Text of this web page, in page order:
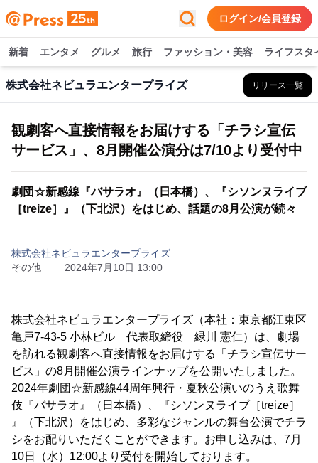
ログイン/会員登録
新着 エンタメ グルメ 旅行 ファッション・美容 ライフスタ
株式会社ネビュラエンタープライズ リリース一覧
観劇客へ直接情報をお届けする「チラシ宣伝
サービス」、8月開催公演分は7/10より受付中
劇団☆新感線『バサラオ』（日本橋）、『シソンヌライブ
［treize］』（下北沢）をはじめ、話題の8月公演が続々
株式会社ネビュラエンタープライズ
その他
2024年7月10日 13:00
株式会社ネビュラエンタープライズ（本社：東京都江東区
亀戸7-43-5 小林ビル 代表取締役 緑川 憲仁）は、劇場
を訪れる観劇客へ直接情報をお届けする「チラシ宣伝サー
ビス」の8月開催公演ラインナップを公開いたしました。
2024年劇団☆新感線44周年興行・夏秋公演いのうえ歌舞
伎『バサラオ』（日本橋）、『シソンヌライブ［treize］
』（下北沢）をはじめ、多彩なジャンルの舞台公演でチラ
シをお配りいただくことができます。お申し込みは、7月
10日（水）12:00より受付を開始しております。